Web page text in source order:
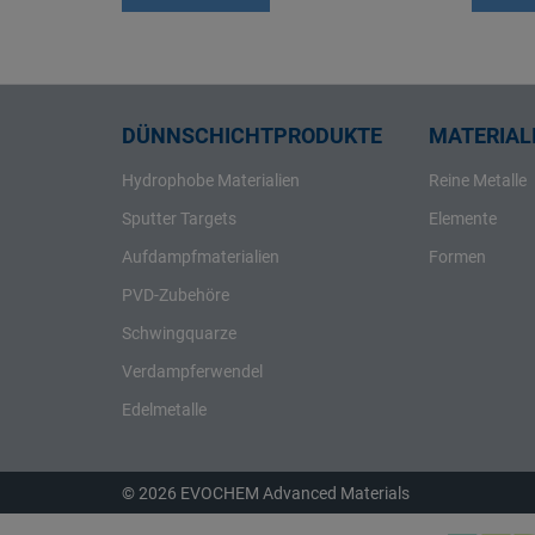
Rhenium
Rubidium
Ruthenium
Schwefel
Selen
Silber
Silicium
Strontium
Tantal
Terbium
Thallium
DÜNNSCHICHTPRODUKTE
Hydrophobe Materialien
Sputter Targets
Aufdampfmaterialien
PVD-Zubehöre
Schwingquarze
Verdampferwendel
Edelmetalle
Reine Metalle
Elemente
Formen
© 2026 EVOCHEM Advanced Materials